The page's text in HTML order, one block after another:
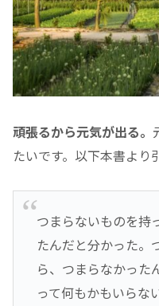
頑張るから元気が出る。
たいです。以下本書より
つまらないものを持
たんだと分かった。
ら、つまらなかった
って何もかもいらな